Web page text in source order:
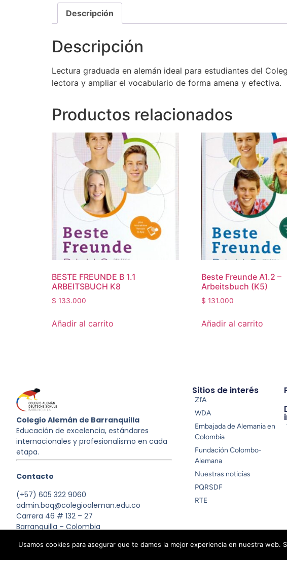
Descripción
Descripción
Lectura graduada en alemán ideal para estudiantes del
lectora y ampliar el vocabulario de forma amena y efectiva.
Productos relacionados
BESTE FREUNDE B 1.1
ARBEITSBUCH K8
$ 133.000
Añadir al carrito
Beste Freunde A1.2 –
Arbeitsbuch (K5)
$ 131.000
Añadir al carrito
Colegio Alemán de Barranquilla
Educación de excelencia, estándares
internacionales y profesionalismo en cada
etapa.
Contacto
(+57) 605 322 9060
admin.baq@colegioaleman.edu.co
Carrera 46 # 132 – 27
Barranquilla – Colombia
Sitios de interés
ZfA
WDA
Embajada de Alemania en
Colombia
Fundación Colombo-
Alemana
Nuestras noticias
PQRSDF
RTE
Usamos cookies para asegurar que te damos la mejor experiencia en nuestra